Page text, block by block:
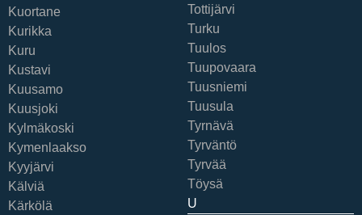
Kuortane
Kurikka
Kuru
Kustavi
Kuusamo
Kuusjoki
Kylmäkoski
Kymenlaakso
Kyyjärvi
Kälviä
Kärkölä
Tottijärvi
Turku
Tuulos
Tuupovaara
Tuusniemi
Tuusula
Tyrnävä
Tyrväntö
Tyrvää
Töysä
U